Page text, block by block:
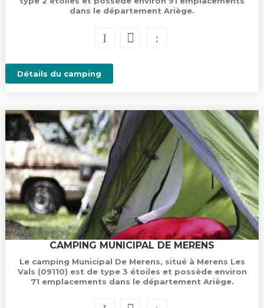
dans le département Ariège.
Détails du camping
CAMPING MUNICIPAL DE MERENS
Le camping Municipal De Merens, situé à Merens Les
Vals (09110) est de type 3 étoiles et possède environ
71 emplacements dans le département Ariège.